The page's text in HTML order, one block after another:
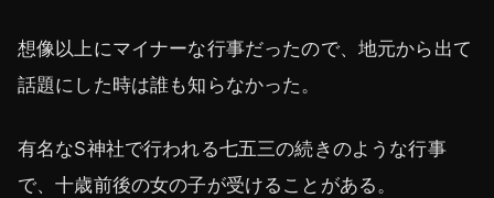
想像以上にマイナーな行事だったので、地元から出て
話題にした時は誰も知らなかった。
有名なS神社で行われる七五三の続きのような行事
で、十歳前後の女の子が受けることがある。